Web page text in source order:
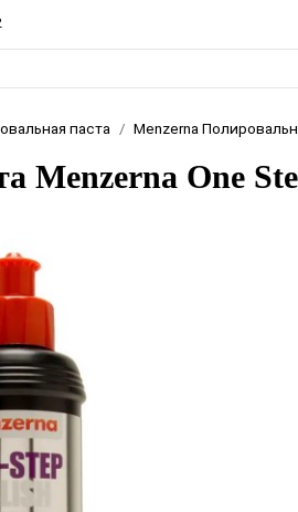
паста Menzerna
Menzerna One